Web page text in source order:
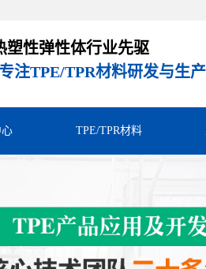
塑性弹性体行业先驱
注TPE/TPR材料研发与生产
TPE/TPR材料